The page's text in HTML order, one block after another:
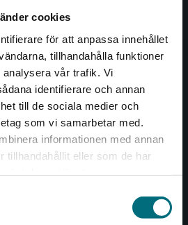
cookies
för att anpassa innehållet
tillhandahålla funktioner
vår trafik. Vi
identifierare och annan
till de sociala medier och
som vi samarbetar med.
informationen med annan
tillhandahållit eller som de har
fraktregion
du besöker
slutföra ett köp måste
en del av Studentlitteratur.